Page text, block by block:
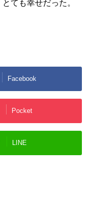
ても幸せだった。
Facebook
Pocket
LINE